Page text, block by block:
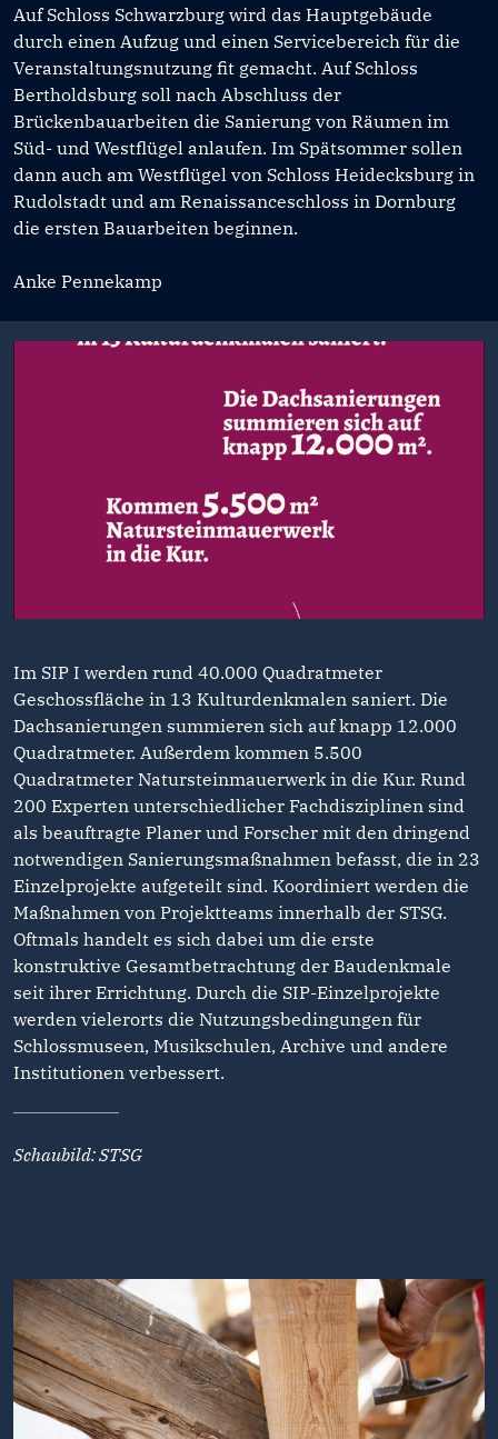
Auf Schloss Schwarzburg wird das Hauptgebäude
durch einen Aufzug und einen Servicebereich für die
Veranstaltungsnutzung fit gemacht. Auf Schloss
Bertholdsburg soll nach Abschluss der
Brückenbauarbeiten die Sanierung von Räumen im
Süd- und Westflügel anlaufen. Im Spätsommer sollen
dann auch am Westflügel von Schloss Heidecksburg in
Rudolstadt und am Renaissanceschloss in Dornburg
die ersten Bauarbeiten beginnen.
Anke Pennekamp
Im SIP I werden rund 40.000 Quadratmeter
Geschossfläche in 13 Kulturdenkmalen saniert. Die
Dachsanierungen summieren sich auf knapp 12.000
Quadratmeter. Außerdem kommen 5.500
Quadratmeter Natursteinmauerwerk in die Kur. Rund
200 Experten unterschiedlicher Fachdisziplinen sind
als beauftragte Planer und Forscher mit den dringend
notwendigen Sanierungsmaßnahmen befasst, die in 23
Einzelprojekte aufgeteilt sind. Koordiniert werden die
Maßnahmen von Projektteams innerhalb der STSG.
Oftmals handelt es sich dabei um die erste
konstruktive Gesamtbetrachtung der Baudenkmale
seit ihrer Errichtung. Durch die SIP-Einzelprojekte
werden vielerorts die Nutzungsbedingungen für
Schlossmuseen, Musikschulen, Archive und andere
Institutionen verbessert.
Schaubild: STSG